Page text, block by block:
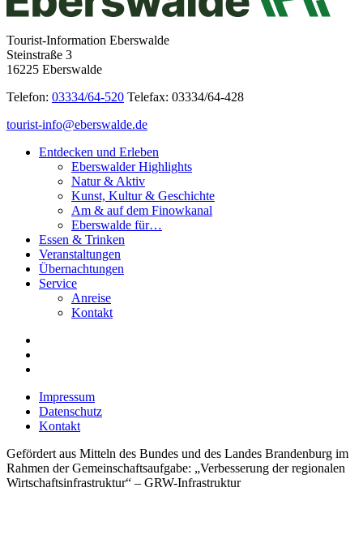
Tourist-Information Eberswalde
Steinstraße 3
16225 Eberswalde
Telefon: 03334/64-520 Telefax: 03334/64-428
tourist-info@eberswalde.de
Entdecken und Erleben
Eberswalder Highlights
Natur & Aktiv
Kunst, Kultur & Geschichte
Am & auf dem Finowkanal
Eberswalde für…
Essen & Trinken
Veranstaltungen
Übernachtungen
Service
Anreise
Kontakt
Impressum
Datenschutz
Kontakt
Gefördert aus Mitteln des Bundes und des Landes Brandenburg im
Rahmen der Gemeinschaftsaufgabe: „Verbesserung der regionalen
Wirtschaftsinfrastruktur“ – GRW-Infrastruktur